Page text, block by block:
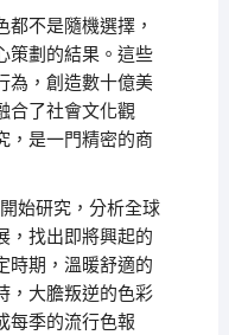
不是隨機選擇，
策劃的結果。這些
為，創造數十億美
合了社會文化觀
，是一門精密的商
始研究，分析全球
，找出即將興起的
時期，溫暖舒適的
，大膽叛逆的色彩
每季的流行色報